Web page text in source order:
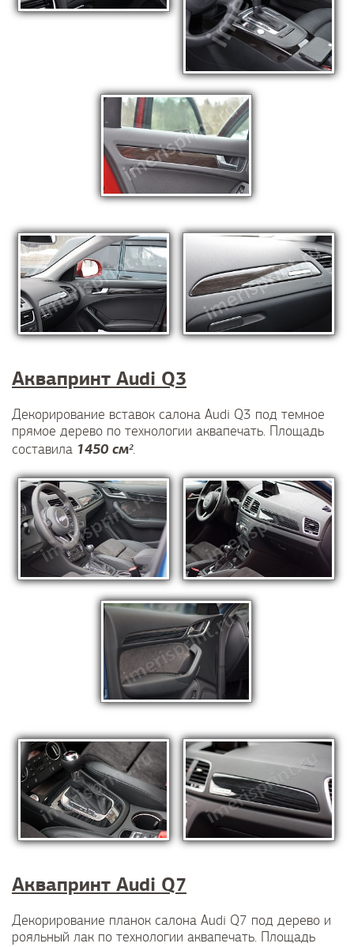
Аквапринт Audi Q3
Декорирование вставок салона Audi Q3 под темное
прямое дерево по технологии аквапечать. Площадь
составила 1450 см².
Аквапринт Audi Q7
Декорирование планок салона Audi Q7 под дерево и
рояльный лак по технологии аквапечать. Площадь